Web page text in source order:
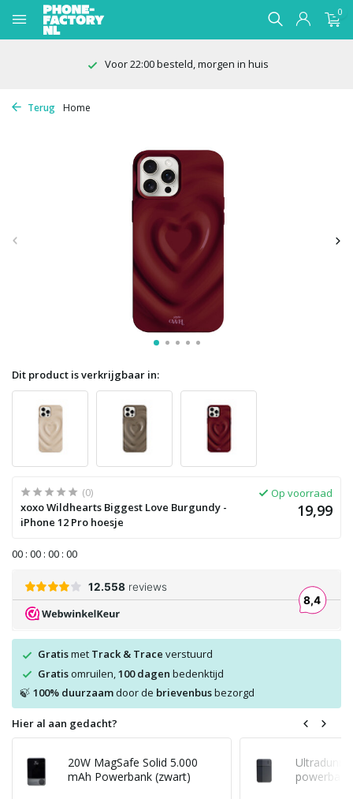
0
Voor 22:00 besteld, morgen in huis
Terug Home
Dit product is verkrijgbaar in:
(0)
xoxo Wildhearts Biggest Love Burgundy -
iPhone 12 Pro hoesje
Op voorraad
19,99
00 : 00 : 00 : 00
Gratismet Track & Trace verstuurd
Gratisomruilen, 100 dagen bedenktijd
🍃 100% duurzaamdoor de brievenbusbezorgd
Hier al aan gedacht?
20W MagSafe Solid 5.000
mAh Powerbank (zwart)